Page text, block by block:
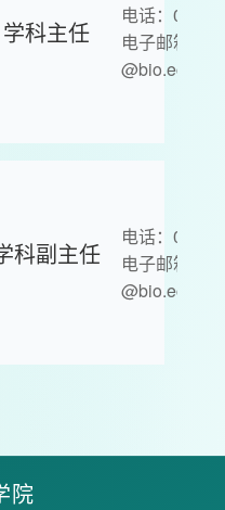
学科主任
电话：021-
电子邮箱：
科副主任
电话：021-
电子邮箱：
院